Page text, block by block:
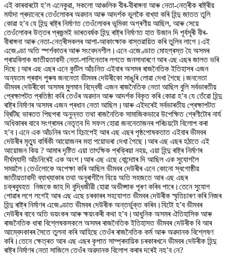
এই কাৰবাৰটো হ’ল এনেকুৱা, সকলো আঞ্চলিক বীৰ-বীৰাঙ্গনা আৰু নেতা-নেত্ৰীক ৰাষ্ট্ৰীয়
মৰ্যাদা প্ৰদানেৰে তেওঁলোকৰ অৱদান আৰু আদৰ্শক ভুলকৈ বাখ্যা কৰি হিন্দু জাতত তুলি
কোৱা হ’ব যে হিন্দু ৰাষ্ট্ৰ নিৰ্মাণত তেওঁলোকৰ ভূমিকা অগ্ৰণীয় আছিল, আৰু সেয়ে
তেওঁলোকৰ উত্তৰ প্ৰজন্মই ভাৰতবৰ্ষক হিন্দু ৰাষ্ট্ৰ নিৰ্মাণত হাত উজান দি পূৰ্বসূৰী বীৰ-
বীৰাঙ্গনা আৰু নেতা-নেত্ৰীসকলৰ আশা-আকাংক্ষাক বাস্তৱায়িত কৰি তুলিব লাগে।এই
এজেণ্ডা অতি স্পৰ্শকাতৰ আৰু সংবেদনশীল।এনে এজেণ্ডাত মোহগ্ৰস্ত হৈ অসমৰ
প্ৰায়বিলাক জাতীয়তাবাদী নেতা-পালিনেতাৰ লগতে জনসাধাৰণে আৰ এছ এছৰ জালত ভৰি
দিছে।আৰ এছ এছৰ এনে কুটিল আঁচনিত এইবাৰ অসমৰ ৰাজনৈতিক ইতিহাসৰ এজন
অন্যতম প্ৰবাদ পুৰুষ জননেতা ভীমবৰ দেউৰীকো সাঙুৰি লোৱা দেখা গৈছে।জননেতা
ভীমবৰ দেউৰীকো অসমৰ মু্লমান বিদ্বেষী এজন ৰাজনৈতিক নেতা আছিল বুলি সৰ্বভাৰতীয়
প্ৰেক্ষাপটত প্ৰতিষ্ঠা কৰি তেওঁৰ অৱদান আৰু আদৰ্শক বিকৃত কৰি কোৱা হ’ব যে তেঁৱো হিন্দু
ৰাষ্ট্ৰ নিৰ্মাণৰ অসমৰ এজন প্ৰধান নেতা আছিল।আৰু এইদৰেই সৰ্বভাৰতীয় প্ৰেক্ষাপটত
ব্ৰিটিছ ভাৰতত পিছপৰা অনুন্নত তথা ৰাজনৈতিক সামাজিকভাৱে উপেক্ষিত শ্ৰেণীটোৰ নাৰ্য
অধিকাৰৰ বাবে সংগ্ৰামৰ নেতৃত্ব দি সফল হোৱা জননেতাজনৰ পৰিচয়টো বিলোপ কৰা
হ’ব।এনে এক আঁচনিৰ অংশ হিচাপেই আৰ এছ এছৰ পৃষ্ঠপোষকতাত এইবাৰ ভীমবৰ
দেউৰীৰ মৃত্যু বাৰ্ষিকী আয়োজনৰ মহা পয়োভৰা দেখা গৈছে।আৰ এছ এছৰ হঠাতে এই
আয়োজন কিয় ? আমাৰ দৃষ্টিত এয়া তাৎক্ষিক প্ৰক্ৰিয়া নহয়, এয়া হিন্দু ৰাষ্ট্ৰ নিৰ্মাণৰ
দীৰ্ঘম্যাদী আঁচনিৰেই এক অংশ।আৰ এছ এছে বোন্দাোৰ দি আছিল এক সুযোগলৈ
সময়লৈ।তেওঁলোকে অপেক্ষা কৰি আছিল ভীমবৰ দেউৰীৰ এনে কোনো স্বগোষ্ঠীয়
জাতীয়তাবাদী ব্যাখ্যাকাৰ তথা অনুৰাগীলৈ যিয়ে অতি সহজতে আৰ এছ এছৰ
চক্ৰব্যুহত নিজকে জাহ দি বুদ্ধিজীৱী হোৱা অভীপ্সাক পূৰণ কৰিব পাৰে।তেনে সুযোগ
পোৱাৰ লগে লগেই আৰ এছ এছে চৰকাৰৰ সহযোগত ভীমবৰ দেউৰীক স্মৃতিচাৰণ কৰি নিজৰ
হিন্দু ৰাষ্ট্ৰ নিৰ্মাণৰ এজেণ্ডাত ভীমবৰ দেউৰীক অন্তৰ্ভুক্ত কৰিব।যিটো হ’ব ভীমবৰ
দেউৰীৰ বাবে অতি ভয়ংকৰ আৰু ক্ষয়ংকৰী কথা হ’ব।আধুনিক অসমৰ ঐতিহাসিক আৰু
ৰাজনৈতিক ধাৰা বিশ্লেষকসকলে অসমৰ ৰাজনৈতিক ইতিহাসত ভীমবৰ দেউৰীক বি আৰ
আম্বেদকাৰৰ সৈতে তুলনা কৰি আহিছে তেওঁৰ ৰাজনৈতিক কৰ্ম আৰু অৱদানক বিশ্লেষণ
কৰি।তেনে ক্ষেত্ৰত আৰ এছ এছৰ কৃপাত সাম্প্ৰদায়িক চৰকাৰখনে ভীমবৰ দেউৰীক হিন্দু
ৰাষ্ট্ৰ নিৰ্মাণৰ নেতা সাজিলে তেওঁৰ অৱদানক বিলোপ কৰাৰ দৰেই নহ’ব নে?